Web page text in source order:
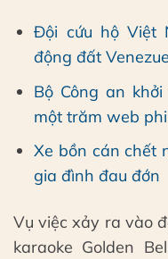
Đội cứu hộ Việt
động đất
Bộ Công an
một trăm web
Xe bồn cán chết
gia đình đau đớn
Vụ việc xảy ra vào
karaoke Golden